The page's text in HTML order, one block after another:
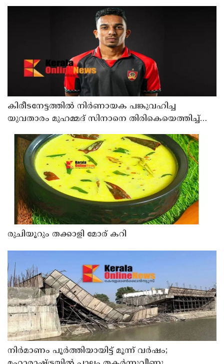
കിരീടനേട്ടത്തില്‍ നിര്‍ണായക പങ്കുവഹിച്ച
യുവതാരം മുഹമ്മദ് സിനാനെ തിരികെയെത്തിച്ച്
രുചിയൂറും തക്കാളി മോര് കറി
നിർമാണം പൂർത്തിയായിട്ട് മൂന്ന് വർഷം;